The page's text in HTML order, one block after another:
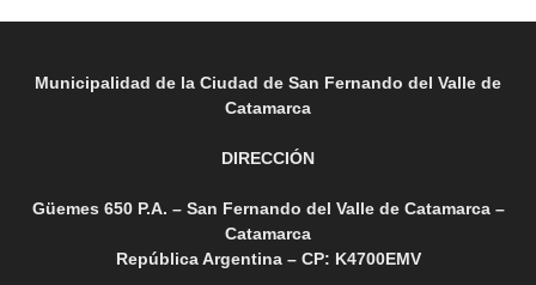
Municipalidad de la Ciudad de San Fernando del Valle de
Catamarca
DIRECCIÓN
Güemes 650 P.A. – San Fernando del Valle de Catamarca –
Catamarca
República Argentina – CP: K4700EMV